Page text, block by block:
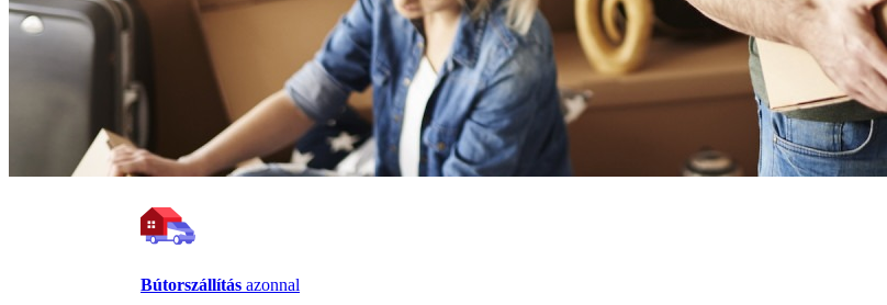
Bútorszállítás azonnal